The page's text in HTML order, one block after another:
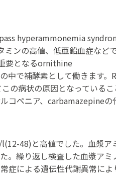
hyperammonemia
ンの高値、低亜鉛血症など
要となるornithine
中で補酵素として働きます。
の病状の原因となっているこ
コペニア、carbamazepineの
48)と高値でした。血漿ア
。繰り返し検査した血漿アミ
症による遺伝性代謝異常によ